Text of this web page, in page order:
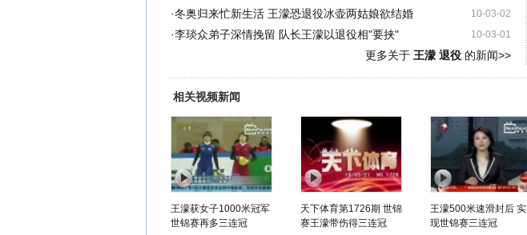
10-03-02
·冬奥归来忙新生活 王濛恐退役冰壶两姑娘欲结婚
10-03-01
·李琰众弟子深情挽留 队长王濛以退役相"要挟"
更多关于 王濛 退役的新闻>>
相关视频新闻
王濛获女子1000米冠军
世锦赛再多三连冠
天下体育第1726期 世锦
赛王濛带伤得三连冠
王濛500米速滑封后 实
现世锦赛三连冠